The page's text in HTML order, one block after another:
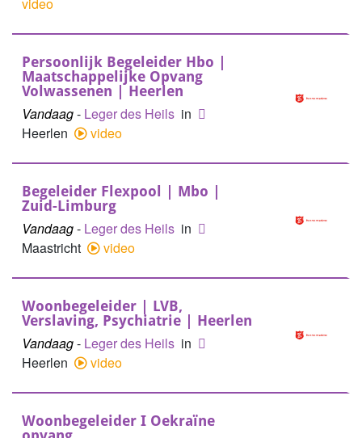
Persoonlijk Begeleider Hbo |
Maatschappelijke Opvang
Volwassenen | Heerlen
Vandaag- Leger des Heils in
Heerlen
video
Begeleider Flexpool | Mbo |
Zuid-Limburg
Vandaag- Leger des Heils in
Maastricht
video
Woonbegeleider | LVB,
Verslaving, Psychiatrie | Heerlen
Vandaag- Leger des Heils in
Heerlen
video
Woonbegeleider I Oekraïne